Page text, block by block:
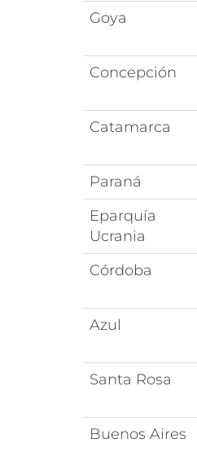
Goya
Concepción
Catamarca
Paraná
Eparquía
Ucrania
Córdoba
Azul
Santa Rosa
Buenos Aires